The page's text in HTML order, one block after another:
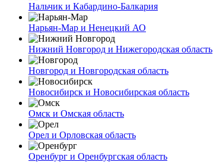
Нальчик и Кабардино-Балкария
Нарьян-Мар и Ненецкий АО
Нижний Новгород и Нижегородская область
Новгород и Новгородская область
Новосибирск и Новосибирская область
Омск и Омская область
Орел и Орловская область
Оренбург и Оренбургская область